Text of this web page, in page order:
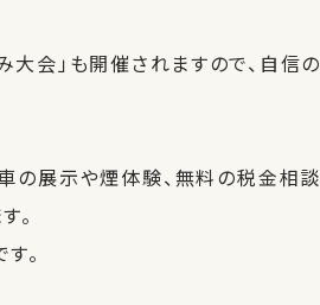
大会」も開催されますので、自信の
の展示や煙体験、無料の税金相談
。
。